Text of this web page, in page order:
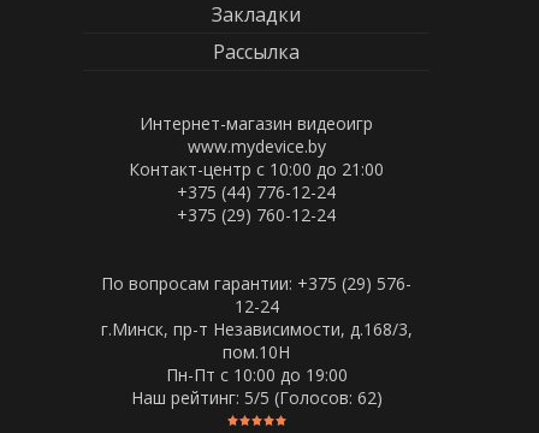
Закладки
Рассылка
Интернет-магазин видеоигр
www.mydevice.by
Контакт-центр с 10:00 до 21:00
+375 (44) 776-12-24
+375 (29) 760-12-24
По вопросам гарантии: +375 (29) 576-
12-24
г.Минск, пр-т Независимости, д.168/3,
пом.10Н
Пн-Пт c 10:00 до 19:00
Наш рейтинг: 5/5 (Голосов: 62)